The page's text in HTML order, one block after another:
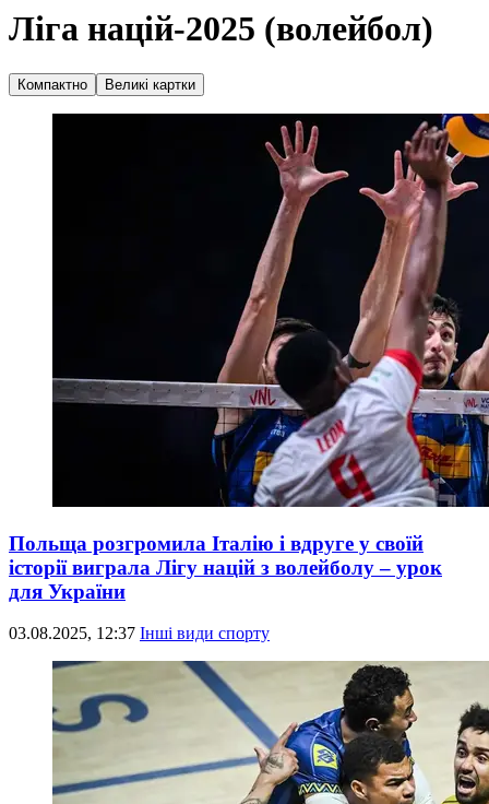
Ліга націй-2025 (волейбол)
Компактно Великі картки
Польща розгромила Італію і вдруге у своїй
історії виграла Лігу націй з волейболу – урок
для України
03.08.2025, 12:37 Інші види спорту